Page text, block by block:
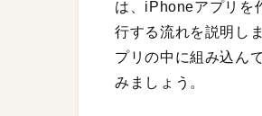
は、iPhoneアプリを
行する流れを説明し
プリの中に組み込ん
みましょう。